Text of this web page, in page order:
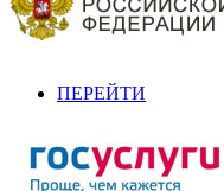
ПЕРЕЙТИ